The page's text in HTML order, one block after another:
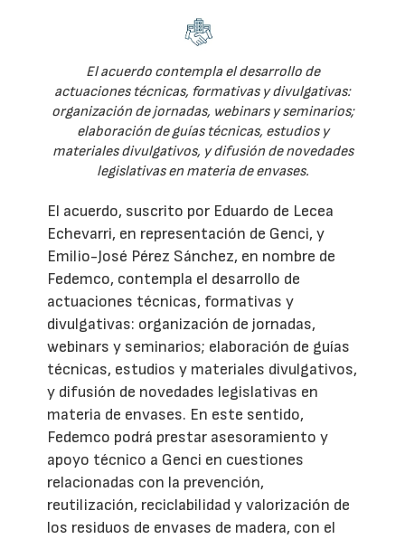
El acuerdo contempla el desarrollo de
actuaciones técnicas, formativas y divulgativas:
organización de jornadas, webinars y seminarios;
elaboración de guías técnicas, estudios y
materiales divulgativos, y difusión de novedades
legislativas en materia de envases.
El acuerdo, suscrito por Eduardo de Lecea
Echevarri, en representación de Genci, y
Emilio-José Pérez Sánchez, en nombre de
Fedemco, contempla el desarrollo de
actuaciones técnicas, formativas y
divulgativas: organización de jornadas,
webinars y seminarios; elaboración de guías
técnicas, estudios y materiales divulgativos,
y difusión de novedades legislativas en
materia de envases. En este sentido,
Fedemco podrá prestar asesoramiento y
apoyo técnico a Genci en cuestiones
relacionadas con la prevención,
reutilización, reciclabilidad y valorización de
los residuos de envases de madera, con el